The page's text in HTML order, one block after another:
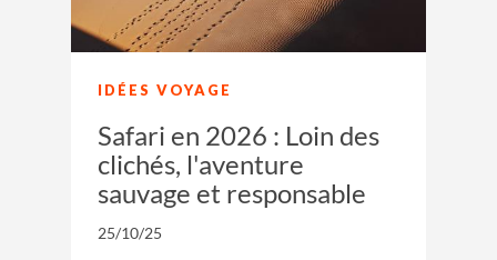
IDÉES VOYAGE
Safari en 2026 : Loin des
clichés, l'aventure
sauvage et responsable
25/10/25